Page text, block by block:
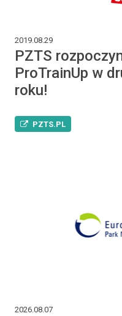
2019.08.29
PZTS
ProTrainUp w
roku!
PZTS.PL
2026.08.07